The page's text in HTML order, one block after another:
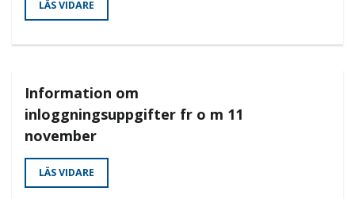
LÄS VIDARE
Information om
inloggningsuppgifter fr o m 11
november
LÄS VIDARE